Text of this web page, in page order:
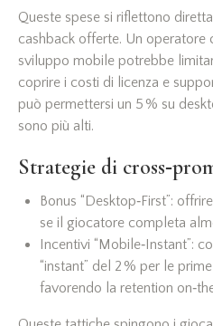
Queste spese si riflettono
cashback offerte. Un
sviluppo mobile potrebbe
coprire i costi di licenza e
può permettersi un 5 % su
sono più alti.
Strategie di
Bonus “Desktop‑First”:
se il giocatore completa
Incentivi “Mobile‑Instant”:
“instant” del 2 % per le
favorendo la retention